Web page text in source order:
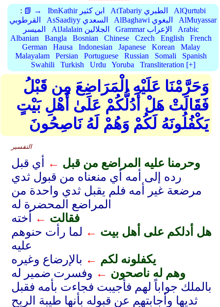
: 📗 → IbnKathir ابن كثير AtTabariy الطبري
AlQurtubi
القرطوبي
AsSaadiyy السعدي AlBaghawi البغوي
AlMuyassar
الميسر
AlJalalain الجلالين Grammar الإعراب
Arabic
Albanian
Bangla Bosnian Chinese Czech English
French
German
Hausa Indonesian Japanese Korean
Malay
Malayalam
Persian Portuguese Russian Somali
Spanish
Swahili
Turkish Urdu Yoruba Transliteration [+]
وَحَرَّمْنَا عَلَيْهِ الْمَرَاضِعَ مِن قَبْلُ
فَقَالَتْ هَلْ أَدُلُّكُمْ عَلَىٰ أَهْلِ بَيْتٍ
يَكْفُلُونَهُ لَكُمْ وَهُمْ لَهُ نَاصِحُونَ
التفسير
وحرمنا عليه المراضع من قبل ←
أي قبل
رده إلى أمه أي منعناه من قبول ثدي
مرضعة غير أمه فلم يقبل ثدي واحدة من
المراضع المحضرة له
فقالت ←
أخته
هل أدلكم على أهل بيت ← لما رأت حنوهم
عليه
يكفلونه لكم ← بالإرضاع وغيره
وهم له ناصحون ← وفسرت ضمير له
بالملك جواباً لهم فأجيبت فجاءت بأمه فقبل
ثديها وأجابتهم عن قبوله بأنها طيبة الريح